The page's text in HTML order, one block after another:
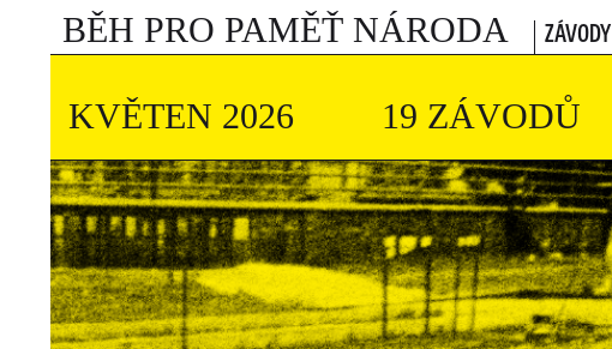
BĚH PRO PAMĚŤ NÁRODA ZÁVODY
KVĚTEN 2026 19 ZÁVODŮ